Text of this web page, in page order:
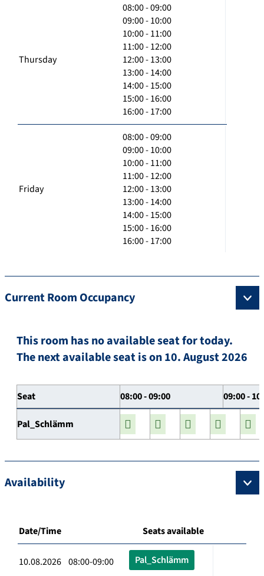
Thursday
08:00 - 09:00
09:00 - 10:00
10:00 - 11:00
11:00 - 12:00
12:00 - 13:00
13:00 - 14:00
14:00 - 15:00
15:00 - 16:00
16:00 - 17:00
Friday
08:00 - 09:00
09:00 - 10:00
10:00 - 11:00
11:00 - 12:00
12:00 - 13:00
13:00 - 14:00
14:00 - 15:00
15:00 - 16:00
16:00 - 17:00
Current Room Occupancy
This room has no available seat for today.
The next available seat is on 10. August 2026
Seat 08:00 - 09:00 09:00 -
Pal_Schlämm
Availability
Date/Time Seats available
10.08.2026 08:00-09:00 Pal_Schlämm